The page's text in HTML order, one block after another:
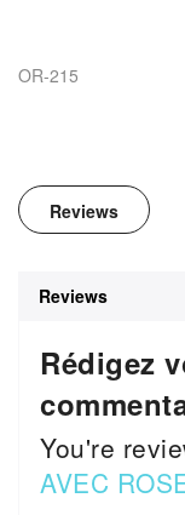
OR-215
Reviews
Reviews
Rédigez
You're
AVEC